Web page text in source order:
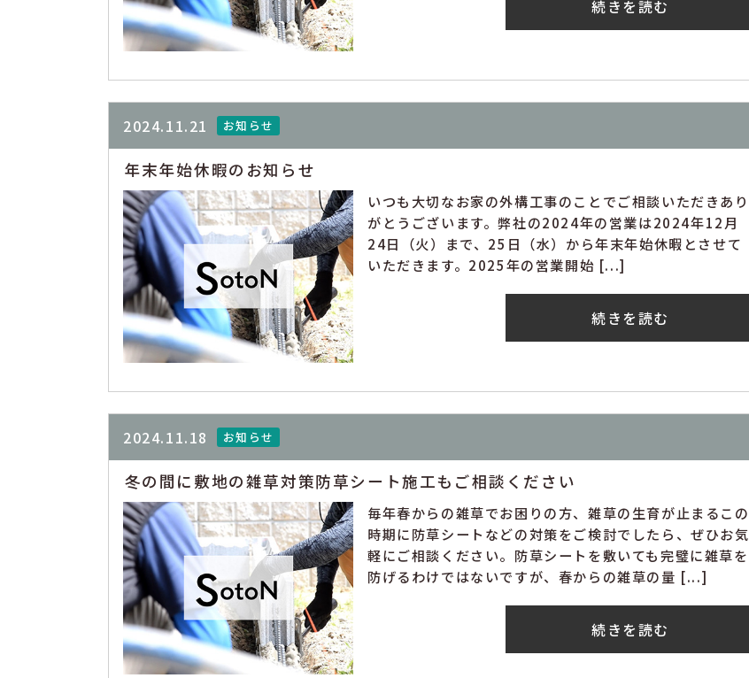
続きを読む
2024.11.21 お知らせ
年末年始休暇のお知らせ
いつも大切なお家の外構工事のことでご相談いただきあり
がとうございます。弊社の2024年の営業は2024年12月
24日（火）まで、25日（水）から年末年始休暇とさせて
いただきます。2025年の営業開始 [...]
続きを読む
2024.11.18 お知らせ
冬の間に敷地の雑草対策防草シート施工もご相談ください
毎年春からの雑草でお困りの方、雑草の生育が止まるこの
時期に防草シートなどの対策をご検討でしたら、ぜひお気
軽にご相談ください。防草シートを敷いても完璧に雑草を
防げるわけではないですが、春からの雑草の量 [...]
続きを読む